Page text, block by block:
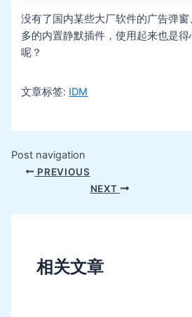
没有了国内某些大厂软件的广告弹
多的内置静默插件，使用起来也是
呢？
文章标签: IDM
Post navigation
PREVIOUS
NEXT
相关文章